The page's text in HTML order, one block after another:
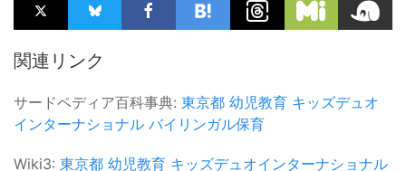
関連リンク
サードペディア百科事典: 東京都 幼児教育 キッズデュオ
インターナショナル バイリンガル保育
Wiki3: 東京都 幼児教育 キッズデュオインターナショナル